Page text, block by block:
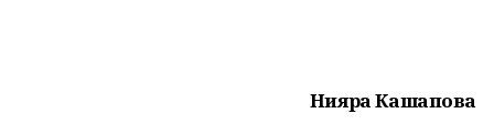
Нияра Кашапова